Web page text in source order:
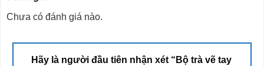
Chưa có đánh giá nào.
Hãy là người đầu tiên nhận xét “Bộ trà vẽ tay